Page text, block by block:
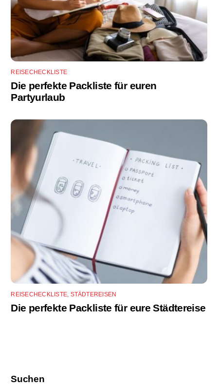
REISECHECKLISTE
Die perfekte Packliste für euren
Partyurlaub
REISECHECKLISTE, STÄDTEREISEN
Die perfekte Packliste für eure Städtereise
Suchen